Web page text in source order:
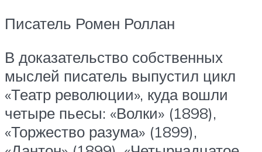
Писатель Ромен Роллан
В доказательство собственных
мыслей писатель выпустил цикл
«Театр революции», куда вошли
четыре пьесы: «Волки» (1898),
«Торжество разума» (1899),